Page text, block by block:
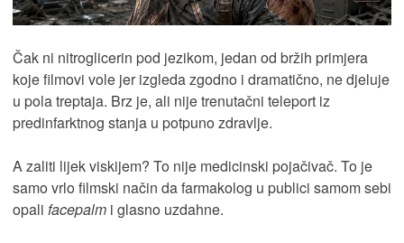
Čak ni nitroglicerin pod jezikom, jedan od bržih primjera
koje filmovi vole jer izgleda zgodno i dramatično, ne djeluje
u pola treptaja. Brz je, ali nije trenutačni teleport iz
predinfarktnog stanja u potpuno zdravlje.
A zaliti lijek viskijem? To nije medicinski pojačivač. To je
samo vrlo filmski način da farmakolog u publici samom sebi
opali facepalm i glasno uzdahne.